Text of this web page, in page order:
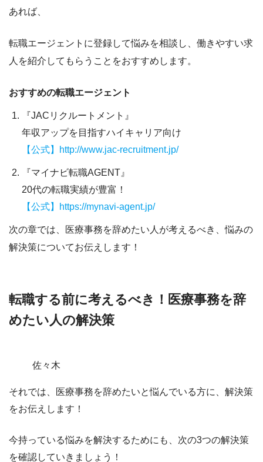
あれば、
転職エージェントに登録して悩みを相談 し、働きやすい求
人を紹介してもらうことをおすすめします。
おすすめの転職エージェント
『JACリクルートメント』
年収アップを目指すハイキャリア向け
【公式】http://www.jac-recruitment.jp/
『マイナビ転職AGENT』
20代の転職実績が豊富！
【公式】https://mynavi-agent.jp/
次の章では、医療事務を辞めたい人が考えるべき、悩みの
解決策についてお伝えします！
転職する前に考えるべき！医療事務を辞
めたい人の解決策
佐々木
それでは、医療事務を辞めたいと悩んでいる方に、解決策
をお伝えします！
今持っている悩みを解決するためにも、次の3つの解決策
を確認していきましょう！